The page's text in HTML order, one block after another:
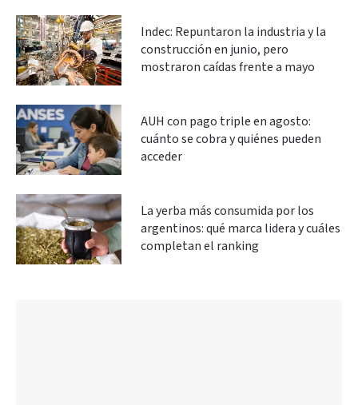
Indec: Repuntaron la industria y la
construcción en junio, pero
mostraron caídas frente a mayo
AUH con pago triple en agosto:
cuánto se cobra y quiénes pueden
acceder
La yerba más consumida por los
argentinos: qué marca lidera y cuáles
completan el ranking